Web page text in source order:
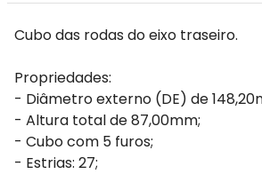
Cubo das rodas do eixo traseiro.
Propriedades:
- Diâmetro externo (DE) de
- Altura total de 87,00mm;
- Cubo com 5 furos;
- Estrias: 27;